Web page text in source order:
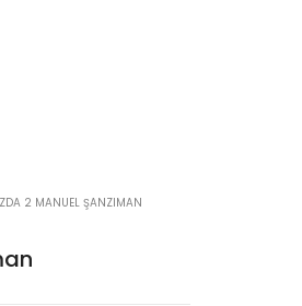
2 MANUEL ŞANZIMAN